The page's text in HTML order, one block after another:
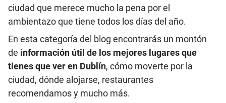
ciudad que merece mucho la pena por el
ambientazo que tiene todos los días del año.
En esta categoría del blog encontrarás un montón
de información útil de los mejores lugares que
tienes que ver en Dublín, cómo moverte por la
ciudad, dónde alojarse, restaurantes
recomendamos y mucho más.